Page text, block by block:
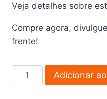
era:
Veja detalhes sobre
Compre agora,
frente!
Diagramação
E-
Adicionar